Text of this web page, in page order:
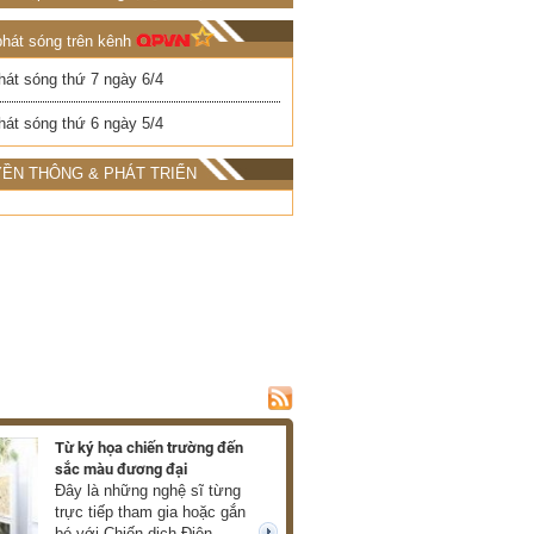
sóng trên kênh
sóng thứ 7 ngày 6/4
sóng thứ 6 ngày 5/4
THÔNG & PHÁT TRIỂN
Từ ký họa chiến trường đến
sắc màu đương đại
Đây là những nghệ sĩ từng
trực tiếp tham gia hoặc gắn